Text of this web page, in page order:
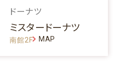
ドーナツ
ミスタードーナツ
南館2F MAP